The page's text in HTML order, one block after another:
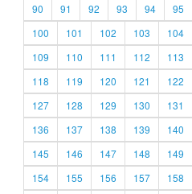
90
91 92 93 94 95
100
101 102 103 104
109
110 111 112 113
118
119 120 121 122
127
128 129 130 131
136
137 138 139 140
145
146 147 148 149
154
155 156 157 158